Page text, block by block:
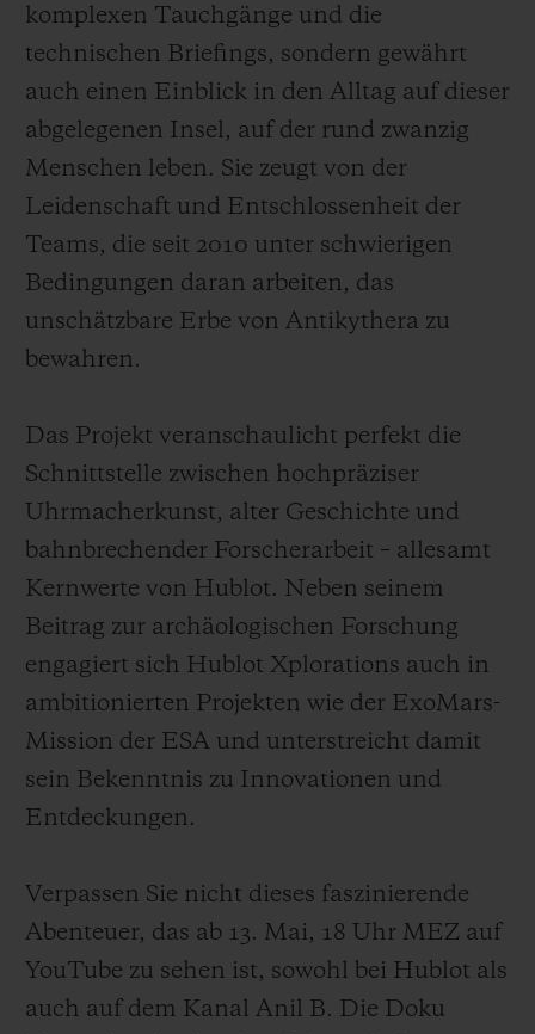
komplexen Tauchgänge und die
technischen Briefings, sondern gewährt
auch einen Einblick in den Alltag auf dieser
abgelegenen Insel, auf der rund zwanzig
Menschen leben. Sie zeugt von der
Leidenschaft und Entschlossenheit der
Teams, die seit 2010 unter schwierigen
Bedingungen daran arbeiten, das
unschätzbare Erbe von Antikythera zu
bewahren.
Das Projekt veranschaulicht perfekt die
Schnittstelle zwischen hochpräziser
Uhrmacherkunst, alter Geschichte und
bahnbrechender Forscherarbeit – allesamt
Kernwerte von Hublot. Neben seinem
Beitrag zur archäologischen Forschung
engagiert sich Hublot Xplorations auch in
ambitionierten Projekten wie der ExoMars-
Mission der ESA und unterstreicht damit
sein Bekenntnis zu Innovationen und
Entdeckungen.
Verpassen Sie nicht dieses faszinierende
Abenteuer, das ab 13. Mai, 18 Uhr MEZ auf
YouTube zu sehen ist, sowohl bei Hublot als
auch auf dem Kanal Anil B. Die Doku